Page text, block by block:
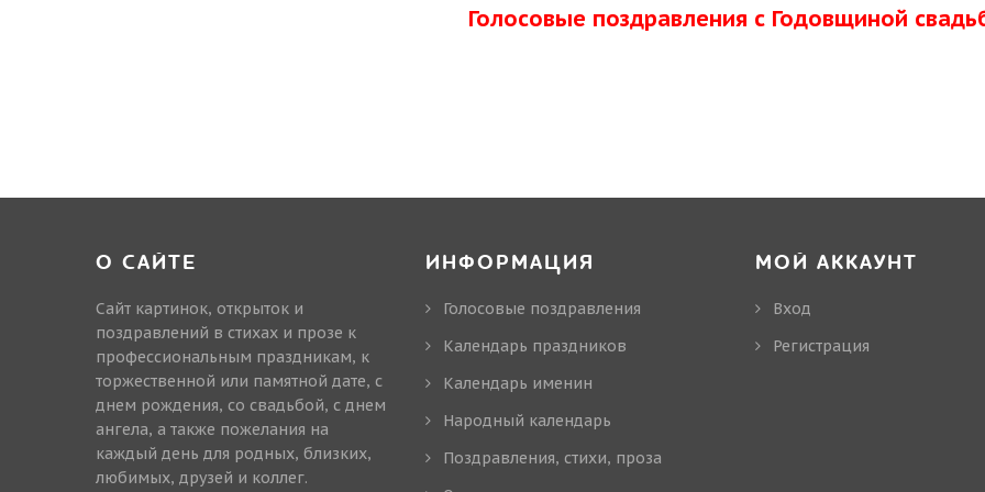
Голосовые поздравления с Годовщиной
О САЙТЕ
Сайт картинок, открыток и
поздравлений в стихах и прозе к
профессиональным праздникам, к
торжественной или памятной дате, с
днем рождения, со свадьбой, с днем
ангела, а также пожелания на
каждый день для родных, близких,
любимых, друзей и коллег.
ИНФОРМАЦИЯ
Голосовые поздравления
Календарь праздников
Календарь именин
Народный календарь
Поздравления, стихи, проза
МОЙ АККАУНТ
Вход
Регистрация